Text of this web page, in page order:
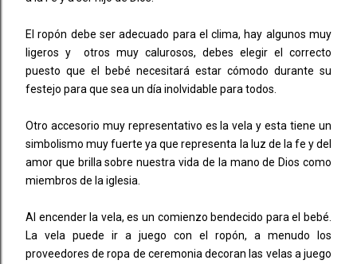
El ropón debe ser adecuado para el clima, hay algunos muy
ligeros y otros muy calurosos, debes elegir el correcto
puesto que el bebé necesitará estar cómodo durante su
festejo para que sea un día inolvidable para todos.
Otro accesorio muy representativo es la vela y esta tiene un
simbolismo muy fuerte ya que representa la luz de la fe y del
amor que brilla sobre nuestra vida de la mano de Dios como
miembros de la iglesia.
Al encender la vela, es un comienzo bendecido para el bebé.
La vela puede ir a juego con el ropón, a menudo los
proveedores de ropa de ceremonia decoran las velas a juego